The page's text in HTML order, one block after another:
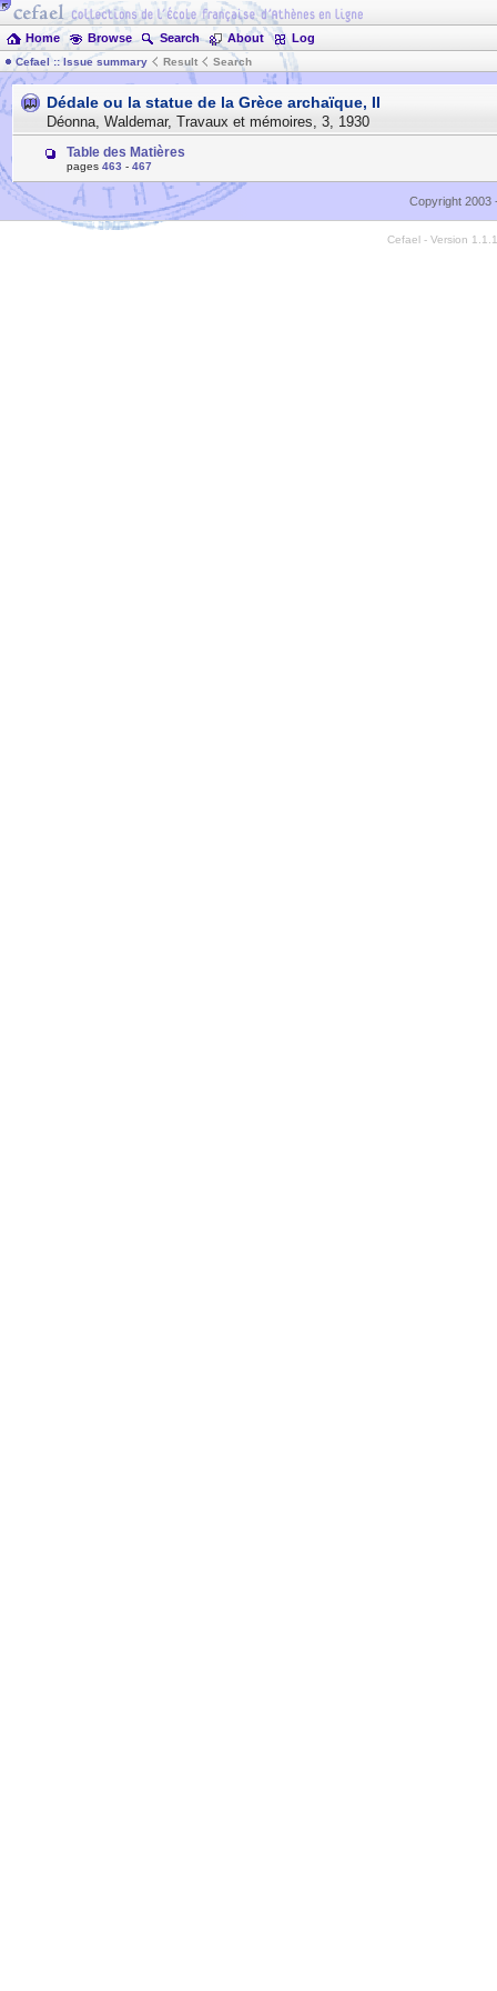
Home Browse Search About Log
Cefael :: Issue summary Result Search
Dédale ou la statue de la Grèce archaïque, II
Déonna, Waldemar, Travaux et mémoires, 3, 1930
Table des Matières
pages 463 - 467
Copyright 2003
Cefael - Version